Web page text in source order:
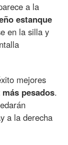
a la
estanque
en la silla y
mejores
más pesados.
a la derecha